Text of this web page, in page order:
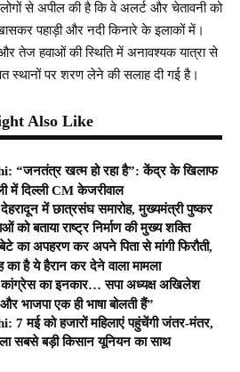
से अपील की है कि वे अलर्ट और चेतावनी को
पहाड़ी और नदी किनारे के इलाकों में।
तेज हवाओं की स्थिति में अनावश्यक यात्रा से
स्थानों पर शरण लेने की सलाह दी गई है।
Also Like
“जनतंत्र खत्म हो रहा है”: केंद्र के खिलाफ
में दिल्ली CM केजरीवाल
में छात्रसंघ समारोह, मुख्यमंत्री पुष्कर
को बताया राष्ट्र निर्माण की मुख्य शक्ति
का अपहरण कर अपने पिता से मांगी फिरौती,
है ये हैरान कर देने वाला मामला
का इनकार… सपा अध्यक्ष अखिलेश
भाजपा एक ही भाषा बोलती हैं”
7 मई को हजारों महिलाएं पहुंचेंगी जंतर-मंतर,
सबसे बड़ी किसान यूनियन का साथ